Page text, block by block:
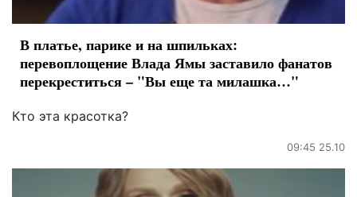
В платье, парике и на шпильках:
перевоплощение Влада Ямы заставило фанатов
перекреститься – "Вы еще та милашка…"
Кто эта красотка?
09:45 25.10